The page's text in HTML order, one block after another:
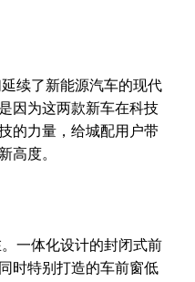
续了新能源汽车的现代
因为这两款新车在科技
的力量，给城配用户带
高度。
一体化设计的封闭式前
时特别打造的车前窗低